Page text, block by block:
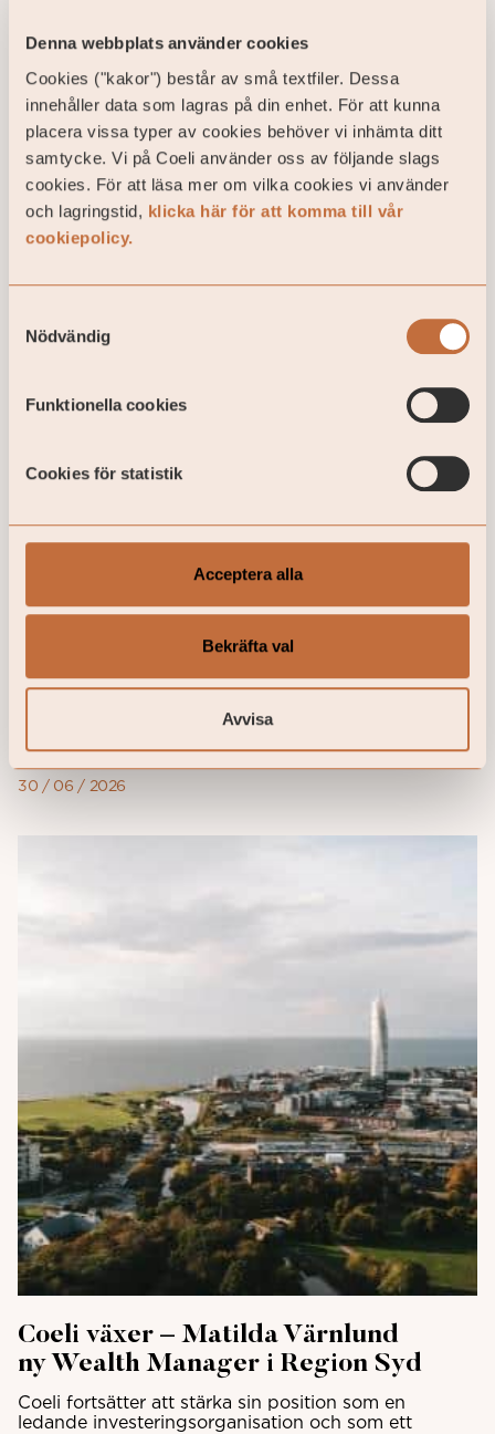
Denna webbplats använder cookies
Cookies ("kakor") består av små textfiler. Dessa
innehåller data som lagras på din enhet. För att kunna
placera vissa typer av cookies behöver vi inhämta ditt
samtycke. Vi på Coeli använder oss av följande slags
cookies. För att läsa mer om vilka cookies vi använder
och lagringstid, klicka här för att komma till vår
cookiepolicy.
Nödvändig
Funktionella cookies
Cookies för statistik
Acceptera alla
Bekräfta val
Avvisa
Fler nyheter
specialistkompetens inom
Coeli har under våren utvecklat sitt erbjudande
inom Wealth Management genom att rekrytera
skattejuristen Frida Mohn, med
specialistkompetens inom fåmansbolag. ...
30 / 06 / 2026
Coeli växer – Matilda Värnlund
ny Wealth Manager i Region Syd
Coeli fortsätter att stärka sin position som en
ledande investeringsorganisation och som ett